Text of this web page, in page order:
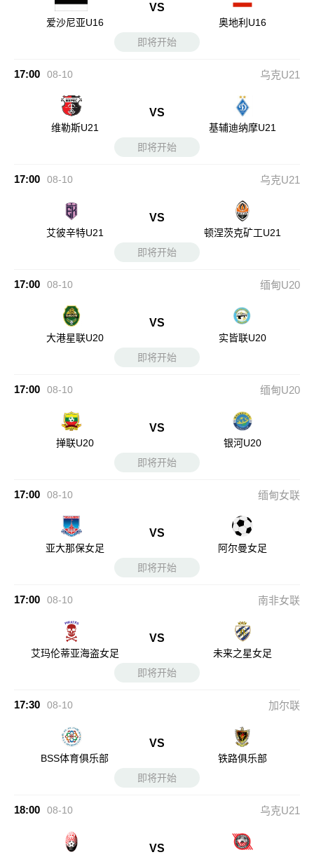
爱沙尼亚U16
VS
奥地利U16
即将开始
17:00 08-10 乌克U21
维勒斯U21
VS
基辅迪纳摩U21
即将开始
17:00 08-10 乌克U21
艾彼辛特U21
VS
顿涅茨克矿工U21
即将开始
17:00 08-10 缅甸U20
大港星联U20
VS
实皆联U20
即将开始
17:00 08-10 缅甸U20
掸联U20
VS
银河U20
即将开始
17:00 08-10 缅甸女联
亚大那保女足
VS
阿尔曼女足
即将开始
17:00 08-10 南非女联
艾玛伦蒂亚海盗女足
VS
未来之星女足
即将开始
17:30 08-10 加尔联
BSS体育俱乐部
VS
铁路俱乐部
即将开始
18:00 08-10 乌克U21
VS